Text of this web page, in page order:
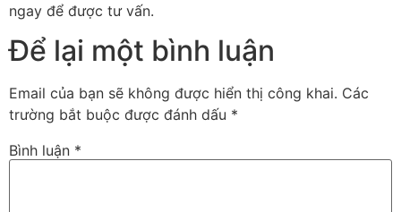
ngay để được tư vấn.
Để lại một bình luận
Email của bạn sẽ không được hiển thị công khai. Các
trường bắt buộc được đánh dấu *
Bình luận *